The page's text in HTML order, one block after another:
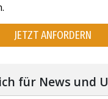
JETZT ANFORDERN
für News und